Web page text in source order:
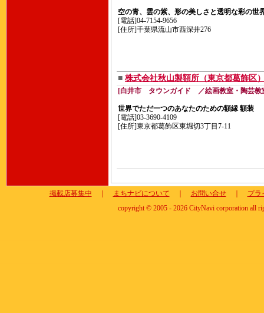
空の青、雲の紫、形の美しさと透明な彩の世
[電話]04-7154-9656
[住所]千葉県流山市西深井276
■ 株式会社秋山製額所（東京都葛飾区
[白井市 タウンガイド ／絵画教室・陶芸教
世界でただ一つのあなたのための額縁 額装
[電話]03-3690-4109
[住所]東京都葛飾区東堀切3丁目7-11
掲載店募集中 まちナビについて お問い合せ｜
プラ
copyright © 2005 - 2026 CityNavi corporation all